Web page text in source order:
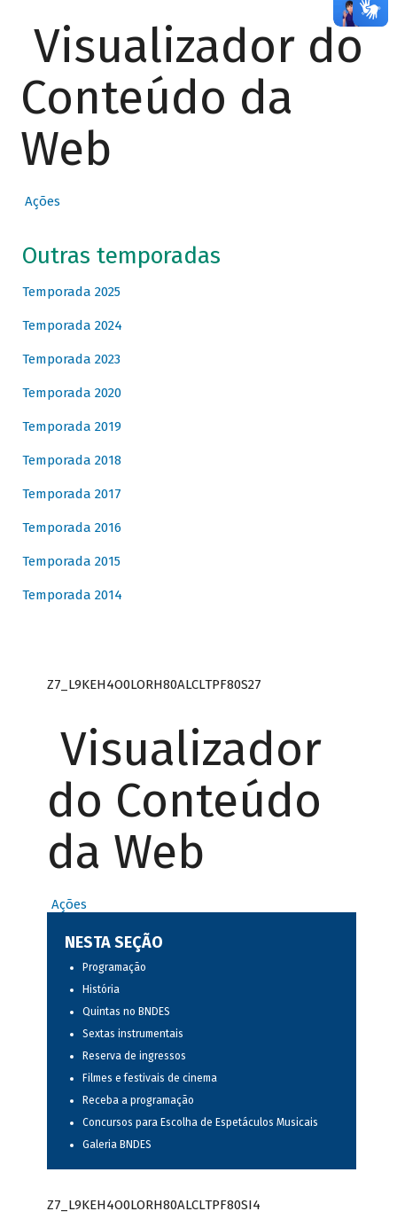
Visualizador do
Conteúdo da
Web
Ações
Outras temporadas
Temporada 2025
Temporada 2024
Temporada 2023
Temporada 2020
Temporada 2019
Temporada 2018
Temporada 2017
Temporada 2016
Temporada 2015
Temporada 2014
Z7_L9KEH4O0LORH80ALCLTPF80S27
Visualizador
do Conteúdo
da Web
Ações
NESTA SEÇÃO
Programação
História
Quintas no BNDES
Sextas instrumentais
Reserva de ingressos
Filmes e festivais de cinema
Receba a programação
Concursos para Escolha de Espetáculos Musicais
Galeria BNDES
Z7_L9KEH4O0LORH80ALCLTPF80SI4